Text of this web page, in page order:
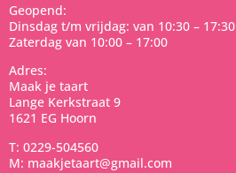
Geopend:
Dinsdag t/m vrijdag: van 10:30 – 17:30
Zaterdag van 10:00 – 17:00
Adres:
Maak je taart
Lange Kerkstraat 9
1621 EG Hoorn
T: 0229-504560
M: maakjetaart@gmail.com